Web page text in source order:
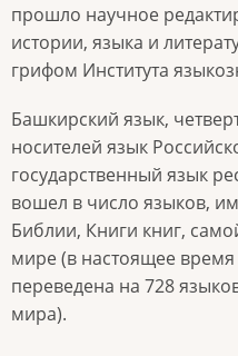
прошло научное
истории, языка и
грифом Института
Башкирский язык,
носителей язык
государственный язык
вошел в число языков,
Библии, Книги книг,
мире (в настоящее
переведена на 728
мира).